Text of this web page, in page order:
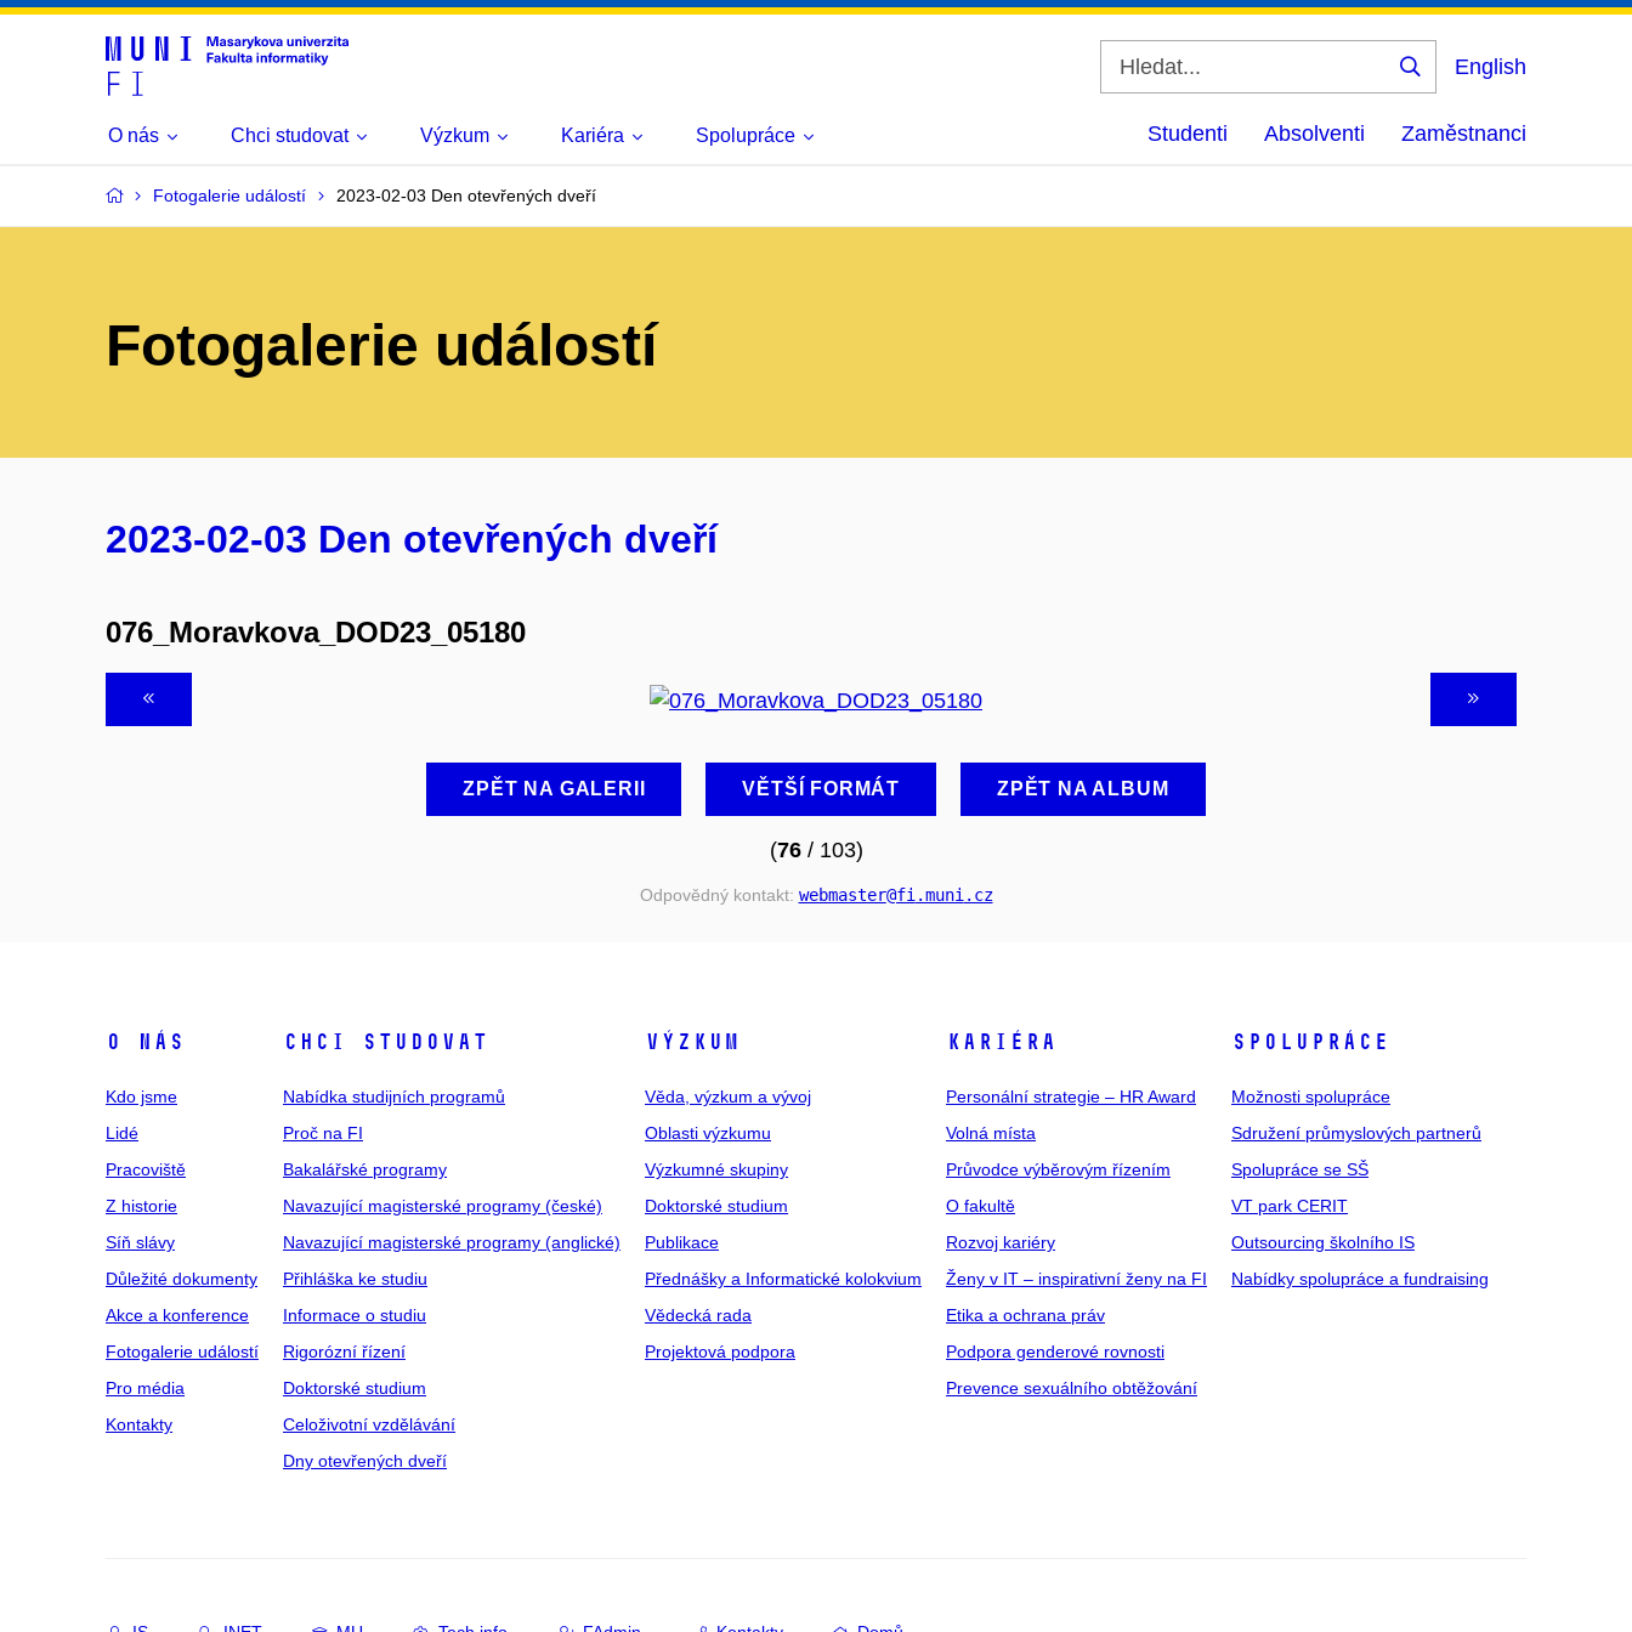
Vyhledat
English
O nás Chci studovat Výzkum Kariéra Spolupráce Studenti Absolventi Zaměstnanci
Fotogalerie událostí 2023-02-03 Den otevřených dveří
Fotogalerie událostí
2023-02-03 Den otevřených dveří
076_Moravkova_DOD23_05180
ZPĚT NA GALERII VĚTŠÍ FORMÁT ZPĚT NA ALBUM
(76/ 103)
Odpovědný kontakt: webmaster@fi .muni .cz
O NÁS
Kdo jsme
Lidé
Pracoviště
Z historie
Síň slávy
Důležité dokumenty
Akce a konference
Fotogalerie událostí
Pro média
Kontakty
CHCI STUDOVAT
Nabídka studijních programů
Proč na FI
Bakalářské programy
Navazující magisterské programy (české)
Navazující magisterské programy (anglické)
Přihláška ke studiu
Informace o studiu
Rigorózní řízení
Doktorské studium
Celoživotní vzdělávání
Dny otevřených dveří
VÝZKUM
Věda, výzkum a vývoj
Oblasti výzkumu
Výzkumné skupiny
Doktorské studium
Publikace
Přednášky a Informatické kolokvium
Vědecká rada
Projektová podpora
KARIÉRA
Personální strategie – HR Award
Volná místa
Průvodce výběrovým řízením
O fakultě
Rozvoj kariéry
Ženy v IT – inspirativní ženy na FI
Etika a ochrana práv
Podpora genderové rovnosti
Prevence sexuálního obtěžování
SPOLUPRÁCE
Možnosti spolupráce
Sdružení průmyslových partnerů
Spolupráce se SŠ
VT park CERIT
Outsourcing školního IS
Nabídky spolupráce a fundraising